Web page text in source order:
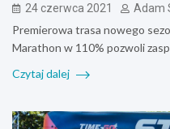
24 czerwca 2021 Adam
Premierowa trasa nowego
Marathon w 110% pozwoli
Czytaj dalej